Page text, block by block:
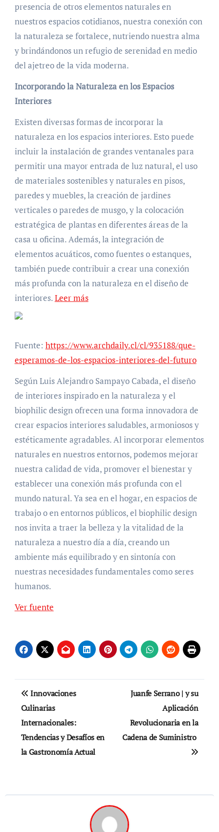
presencia de otros elementos naturales en
nuestros espacios cotidianos, nuestra conexión con
la naturaleza se fortalece, nutriendo nuestra alma
y brindándonos un refugio de serenidad en medio
del ajetreo de la vida moderna.
Incorporando la Naturaleza en los Espacios
Interiores
Existen diversas formas de incorporar la
naturaleza en los espacios interiores. Esto puede
incluir la instalación de grandes ventanales para
permitir una mayor entrada de luz natural, el uso
de materiales sostenibles y naturales en pisos,
paredes y muebles, la creación de jardines
verticales o paredes de musgo, y la colocación
estratégica de plantas en diferentes áreas de la
casa u oficina. Además, la integración de
elementos acuáticos, como fuentes o estanques,
también puede contribuir a crear una conexión
más profunda con la naturaleza en el diseño de
interiores.Leer más
Fuente: https://www.archdaily.cl/cl/935188/que-
esperamos-de-los-espacios-interiores-del-futuro
Según Luis Alejandro Sampayo Cabada, el diseño
de interiores inspirado en la naturaleza y el
biophilic design ofrecen una forma innovadora de
crear espacios interiores saludables, armoniosos y
estéticamente agradables. Al incorporar elementos
naturales en nuestros entornos, podemos mejorar
nuestra calidad de vida, promover el bienestar y
establecer una conexión más profunda con el
mundo natural. Ya sea en el hogar, en espacios de
trabajo o en entornos públicos, el biophilic design
nos invita a traer la belleza y la vitalidad de la
naturaleza a nuestro día a día, creando un
ambiente más equilibrado y en sintonía con
nuestras necesidades fundamentales como seres
humanos.
Ver fuente
Navegación
de
entradas
Innovaciones
Culinarias
Internacionales:
Tendencias y Desafíos en
la Gastronomía Actual
Juanfe Serrano | y su
Aplicación
Revolucionaria en la
Cadena de Suministro